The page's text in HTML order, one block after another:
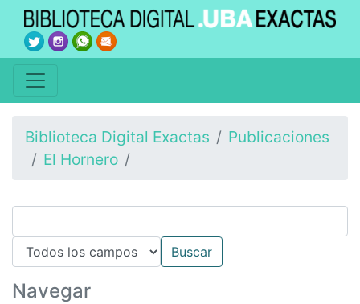
Biblioteca Digital Exactas
Publicaciones
El Hornero
Navegar